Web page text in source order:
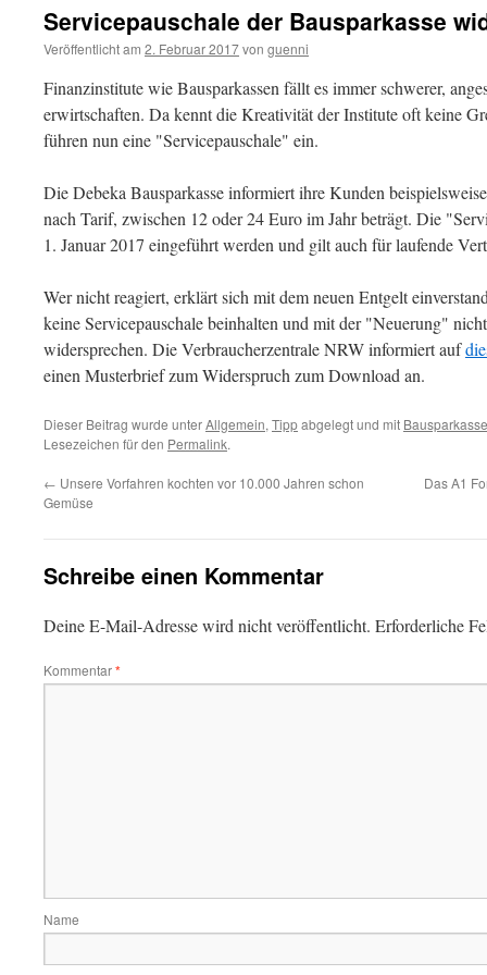
Servicepauschale der Bausparkasse
Veröffentlicht am 2. Februar 2017von guenni
Finanzinstitute wie Bausparkassen fällt es immer schwerer,
erwirtschaften. Da kennt die Kreativität der Institute oft keine
führen nun eine "Servicepauschale" ein.
Die Debeka Bausparkasse informiert ihre Kunden
nach Tarif, zwischen 12 oder 24 Euro im Jahr beträgt. Die
1. Januar 2017 eingeführt werden und gilt auch für laufende
Wer nicht reagiert, erklärt sich mit dem neuen Entgelt
keine Servicepauschale beinhalten und mit der "Neuerung"
widersprechen. Die Verbraucherzentrale NRW informiert auf
einen Musterbrief zum Widerspruch zum Download an.
Dieser Beitrag wurde unterAllgemein, Tippabgelegt und mit Bausparkasse
Lesezeichen für den Permalink.
← Unsere Vorfahren kochten vor 10.000 Jahren schon
Gemüse
Das A1
Schreibe einen Kommentar
Deine E-Mail-Adresse wird nicht veröffentlicht. Erforderliche
Kommentar*
Name